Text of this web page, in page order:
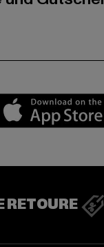
market
RETOURE